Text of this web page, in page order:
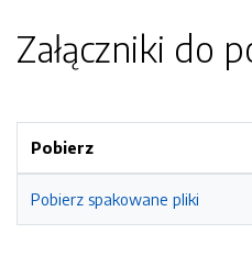
Załączniki do
Pobierz
Pobierz spakowane pliki